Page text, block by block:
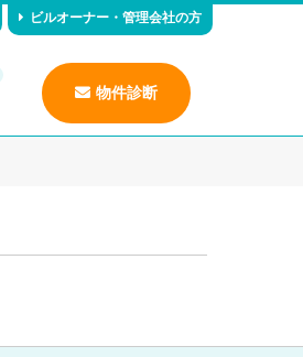
ビルオーナー・管理会社の方
物件診断